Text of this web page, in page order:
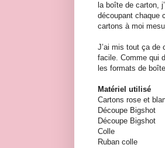
la boîte de carton,
découpant chaque
cartons à moi
J’ai mis tout ça de
facile. Comme qui
les formats de
Matériel utilisé
Cartons rose et
Découpe Bigshot
Découpe Bigshot
Colle
Ruban colle